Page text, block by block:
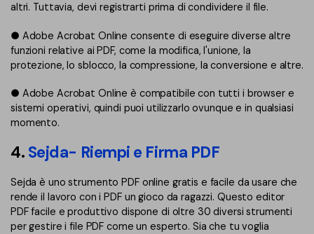
altri. Tuttavia, devi registrarti prima di condividere il file.
● Adobe Acrobat Online consente di eseguire diverse altre
funzioni relative ai PDF, come la modifica, l'unione, la
protezione, lo sblocco, la compressione, la conversione e altre.
● Adobe Acrobat Online è compatibile con tutti i browser e
sistemi operativi, quindi puoi utilizzarlo ovunque e in qualsiasi
momento.
4. Sejda- Riempi e Firma PDF
Sejda è uno strumento PDF online gratis e facile da usare che
rende il lavoro con i PDF un gioco da ragazzi. Questo editor
PDF facile e produttivo dispone di oltre 30 diversi strumenti
per gestire i file PDF come un esperto. Sia che tu voglia